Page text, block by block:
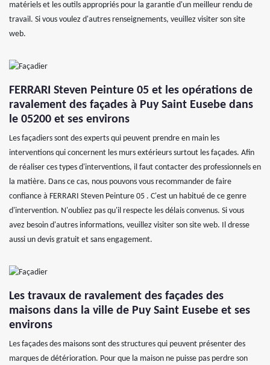
matériels et les outils appropriés pour la garantie d'un meilleur rendu de
travail. Si vous voulez d'autres renseignements, veuillez visiter son site
web.
FERRARI Steven Peinture 05 et les opérations de
ravalement des façades à Puy Saint Eusebe dans
le 05200 et ses environs
Les façadiers sont des experts qui peuvent prendre en main les
interventions qui concernent les murs extérieurs surtout les façades. Afin
de réaliser ces types d'interventions, il faut contacter des professionnels en
la matière. Dans ce cas, nous pouvons vous recommander de faire
confiance à FERRARI Steven Peinture 05 . C'est un habitué de ce genre
d'intervention. N'oubliez pas qu'il respecte les délais convenus. Si vous
avez besoin d'autres informations, veuillez visiter son site web. Il dresse
aussi un devis gratuit et sans engagement.
Les travaux de ravalement des façades des
maisons dans la ville de Puy Saint Eusebe et ses
environs
Les façades des maisons sont des structures qui peuvent présenter des
marques de détérioration. Pour que la maison ne puisse pas perdre son